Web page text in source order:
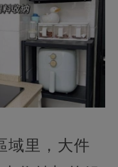
域里，大件